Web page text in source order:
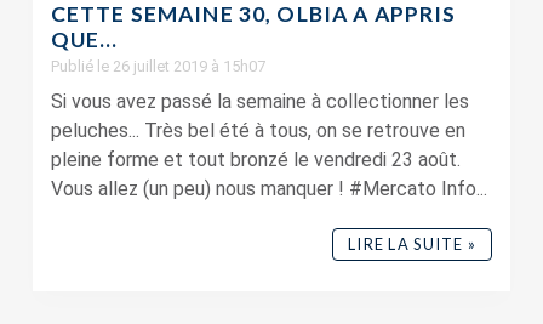
CETTE SEMAINE 30, OLBIA A APPRIS
QUE…
Publié le 26 juillet 2019 à 15h07
Si vous avez passé la semaine à collectionner les
peluches... Très bel été à tous, on se retrouve en
pleine forme et tout bronzé le vendredi 23 août.
Vous allez (un peu) nous manquer ! #Mercato Info...
LIRE LA SUITE »